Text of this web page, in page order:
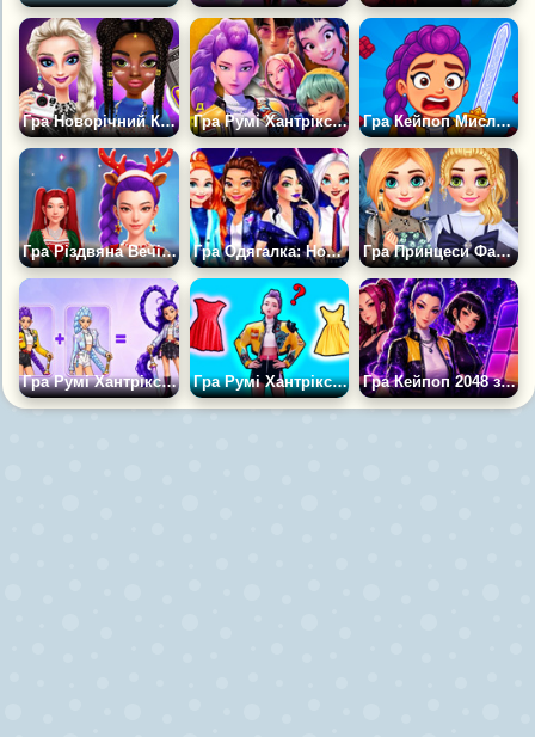
Гра Новорічний Концерт у Стилі К-Поп 2 Гра Румі Хантрікс: Кейпоп Мисливці Гра Кейпоп Мисливиці На Демонів Плейграунд
Гра Різдвяна Вечірка Мисливців за K-Pop Гра Одягалка: Новорічний Концерт Гра Принцеси Фанатки К-Поп
Гра Румі Хантрікс: Кейпоп-мисливиці Проти Демонів Гра Румі Хантрікс Кейпоп: Мисливиці на Демонів Гра Кейпоп 2048 з Хантрікс